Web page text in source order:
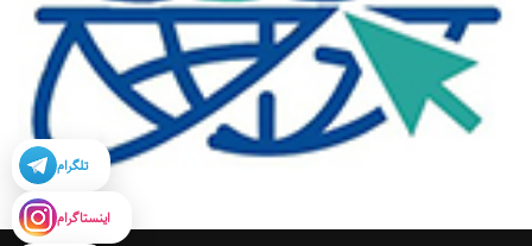
تلگرام
اینستاگرام